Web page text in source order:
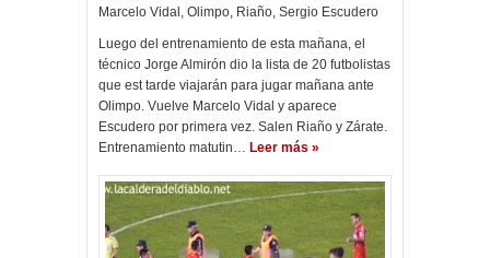
Marcelo Vidal , Olimpo, Riaño, Sergio Escudero
Luego del entrenamiento de esta mañana, el
técnico Jorge Almirón dio la lista de 20 futbolistas
que est tarde viajarán para jugar mañana ante
Olimpo. Vuelve Marcelo Vidal y aparece
Escudero por primera vez. Salen Riaño y Zárate.
Entrenamiento matutin… Leer más »